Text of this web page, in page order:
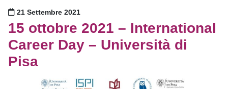
Pubblicato il
21 Settembre 2021
15 ottobre 2021 – International
Career Day – Università di
Pisa